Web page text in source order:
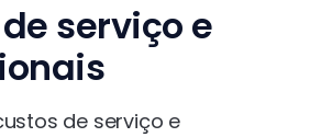
serviço e
de serviço e